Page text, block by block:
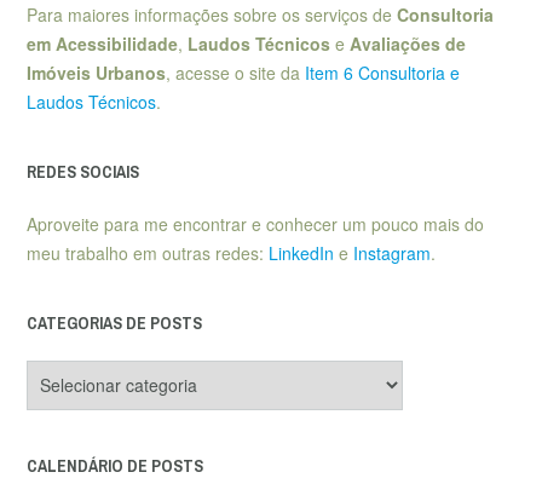
Para maiores informações sobre os serviços de Consultoria
em Acessibilidade, Laudos Técnicos e Avaliações de
Imóveis Urbanos, acesse o site da Item 6 Consultoria e
Laudos Técnicos.
REDES SOCIAIS
Aproveite para me encontrar e conhecer um pouco mais do
meu trabalho em outras redes: LinkedIn e Instagram.
CATEGORIAS DE POSTS
de
CALENDÁRIO DE POSTS